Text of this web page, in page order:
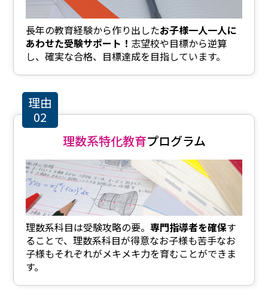
長年の教育経験から作り出したお子様一人一人に
あわせた受験サポート！ 志望校や目標から逆算
し、確実な合格、目標達成を目指しています。
理由
02
理数系特化教育プログラム
理数系科目は受験攻略の要。専門指導者を確保す
ることで、理数系科目が得意なお子様も苦手なお
子様もそれぞれがメキメキ力を育むことができま
す。